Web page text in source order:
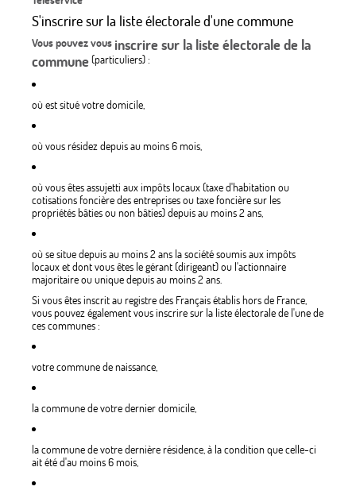
S'inscrire sur la liste électorale d'une commune
Vous pouvez vous inscrire sur la liste électorale de la
commune(particuliers) :
où est situé votre domicile,
où vous résidez depuis au moins 6 mois,
où vous êtes assujetti aux impôts locaux (taxe d'habitation ou
cotisations foncière des entreprises ou taxe foncière sur les
propriétés bâties ou non bâties) depuis au moins 2 ans,
où se situe depuis au moins 2 ans la société soumis aux impôts
locaux et dont vous êtes le gérant (dirigeant) ou l'actionnaire
majoritaire ou unique depuis au moins 2 ans.
Si vous êtes inscrit au registre des Français établis hors de France,
vous pouvez également vous inscrire sur la liste électorale de l'une de
ces communes :
votre commune de naissance,
la commune de votre dernier domicile,
la commune de votre dernière résidence, à la condition que celle-ci
ait été d'au moins 6 mois,